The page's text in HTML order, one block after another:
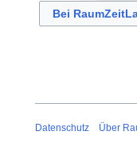
Bei
Datenschutz Über